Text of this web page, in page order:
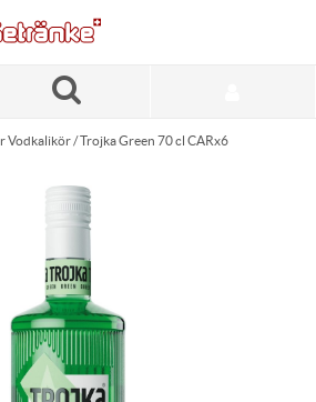
Vodkalikör /Trojka Green 70 cl CARx6